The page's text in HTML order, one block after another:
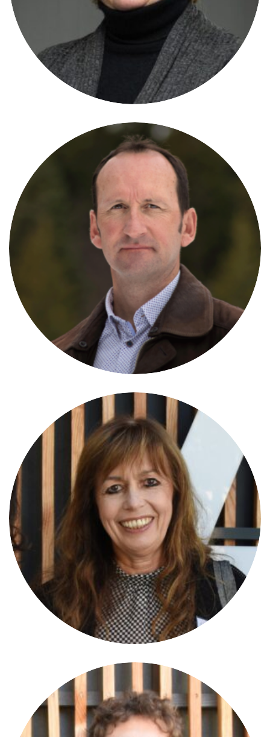
MEMBRE DU COMITÉ DIRECTEUR
Maire de Passy/F
Marcella Fratta
MEMBRE DU COMITÉ DIRECTEUR
Sondrio/I